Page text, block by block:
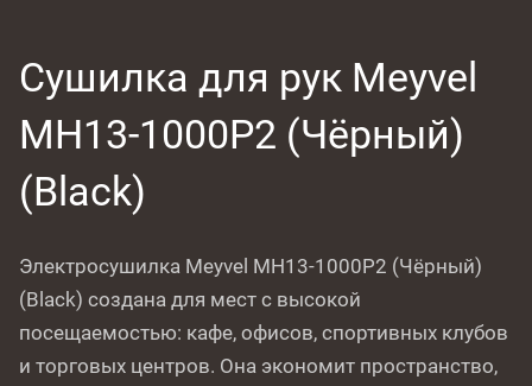
Сушилка для рук Meyvel
MH13-1000P2 (Чёрный)
(Black)
Электросушилка Meyvel MH13-1000P2 (Чёрный)
(Black) создана для мест с высокой
посещаемостью: кафе, офисов, спортивных клубов
и торговых центров. Она экономит пространство,